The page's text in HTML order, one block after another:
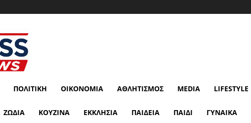
ΠΟΛΙΤΙΚΉ ΟΙΚΟΝΟΜΊΑ ΑΘΛΗΤΙΣΜΌΣ MEDIA LIFESTYLE
ΖΩΔΙΑ ΚΟΥΖΙΝΑ ΕΚΚΛΗΣΙΑ ΠΑΙΔΕΙΑ ΠΑΙΔΙ ΓΥΝΑΙΚΑ